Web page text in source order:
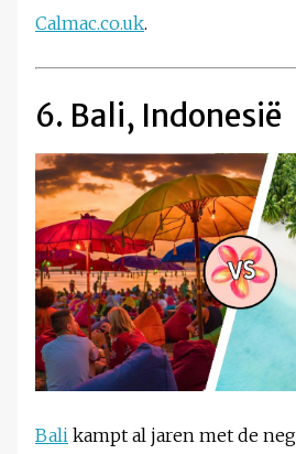
Calmac.co.uk.
6. Bali, Indonesië
Bali kampt al jaren met de